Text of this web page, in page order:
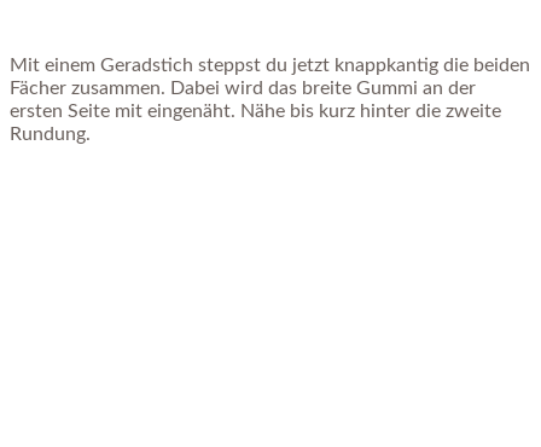
Mit einem Geradstich steppst du jetzt knappkantig die beiden
Fächer zusammen. Dabei wird das breite Gummi an der
ersten Seite mit eingenäht. Nähe bis kurz hinter die zweite
Rundung.